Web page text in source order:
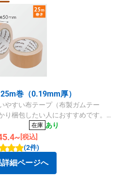
巻（0.19mm厚）
やすい布テープ（布製ガムテー
梱包したい人におすすめです。
在庫 あり
[税込]
(2件)
詳細ページへ